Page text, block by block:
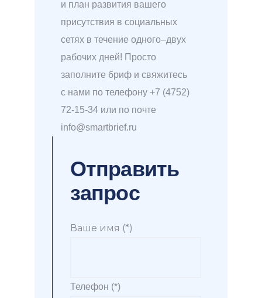
и план развития вашего
присутствия в социальных
сетях в течение одного–двух
рабочих дней! Просто
заполните бриф и свяжитесь
с нами по телефону +7 (4752)
72-15-34 или по почте
info@smartbrief.ru
Отправить
запрос
Ваше имя (*)
Телефон (*)